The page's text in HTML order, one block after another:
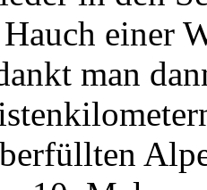
einer
man